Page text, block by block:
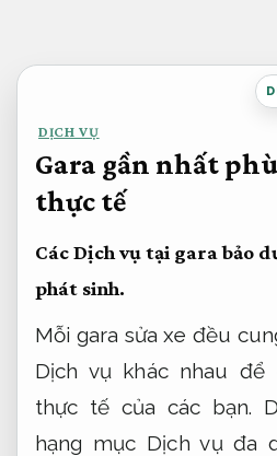
dungDỊCH VỤ
Gara gần nhất
thực tế
Các Dịch vụ tại gara bảo
phát sinh.
Mỗi gara sửa xe đều
Dịch vụ khác nhau
thực tế của các bạn.
hạng mục Dịch vụ đa